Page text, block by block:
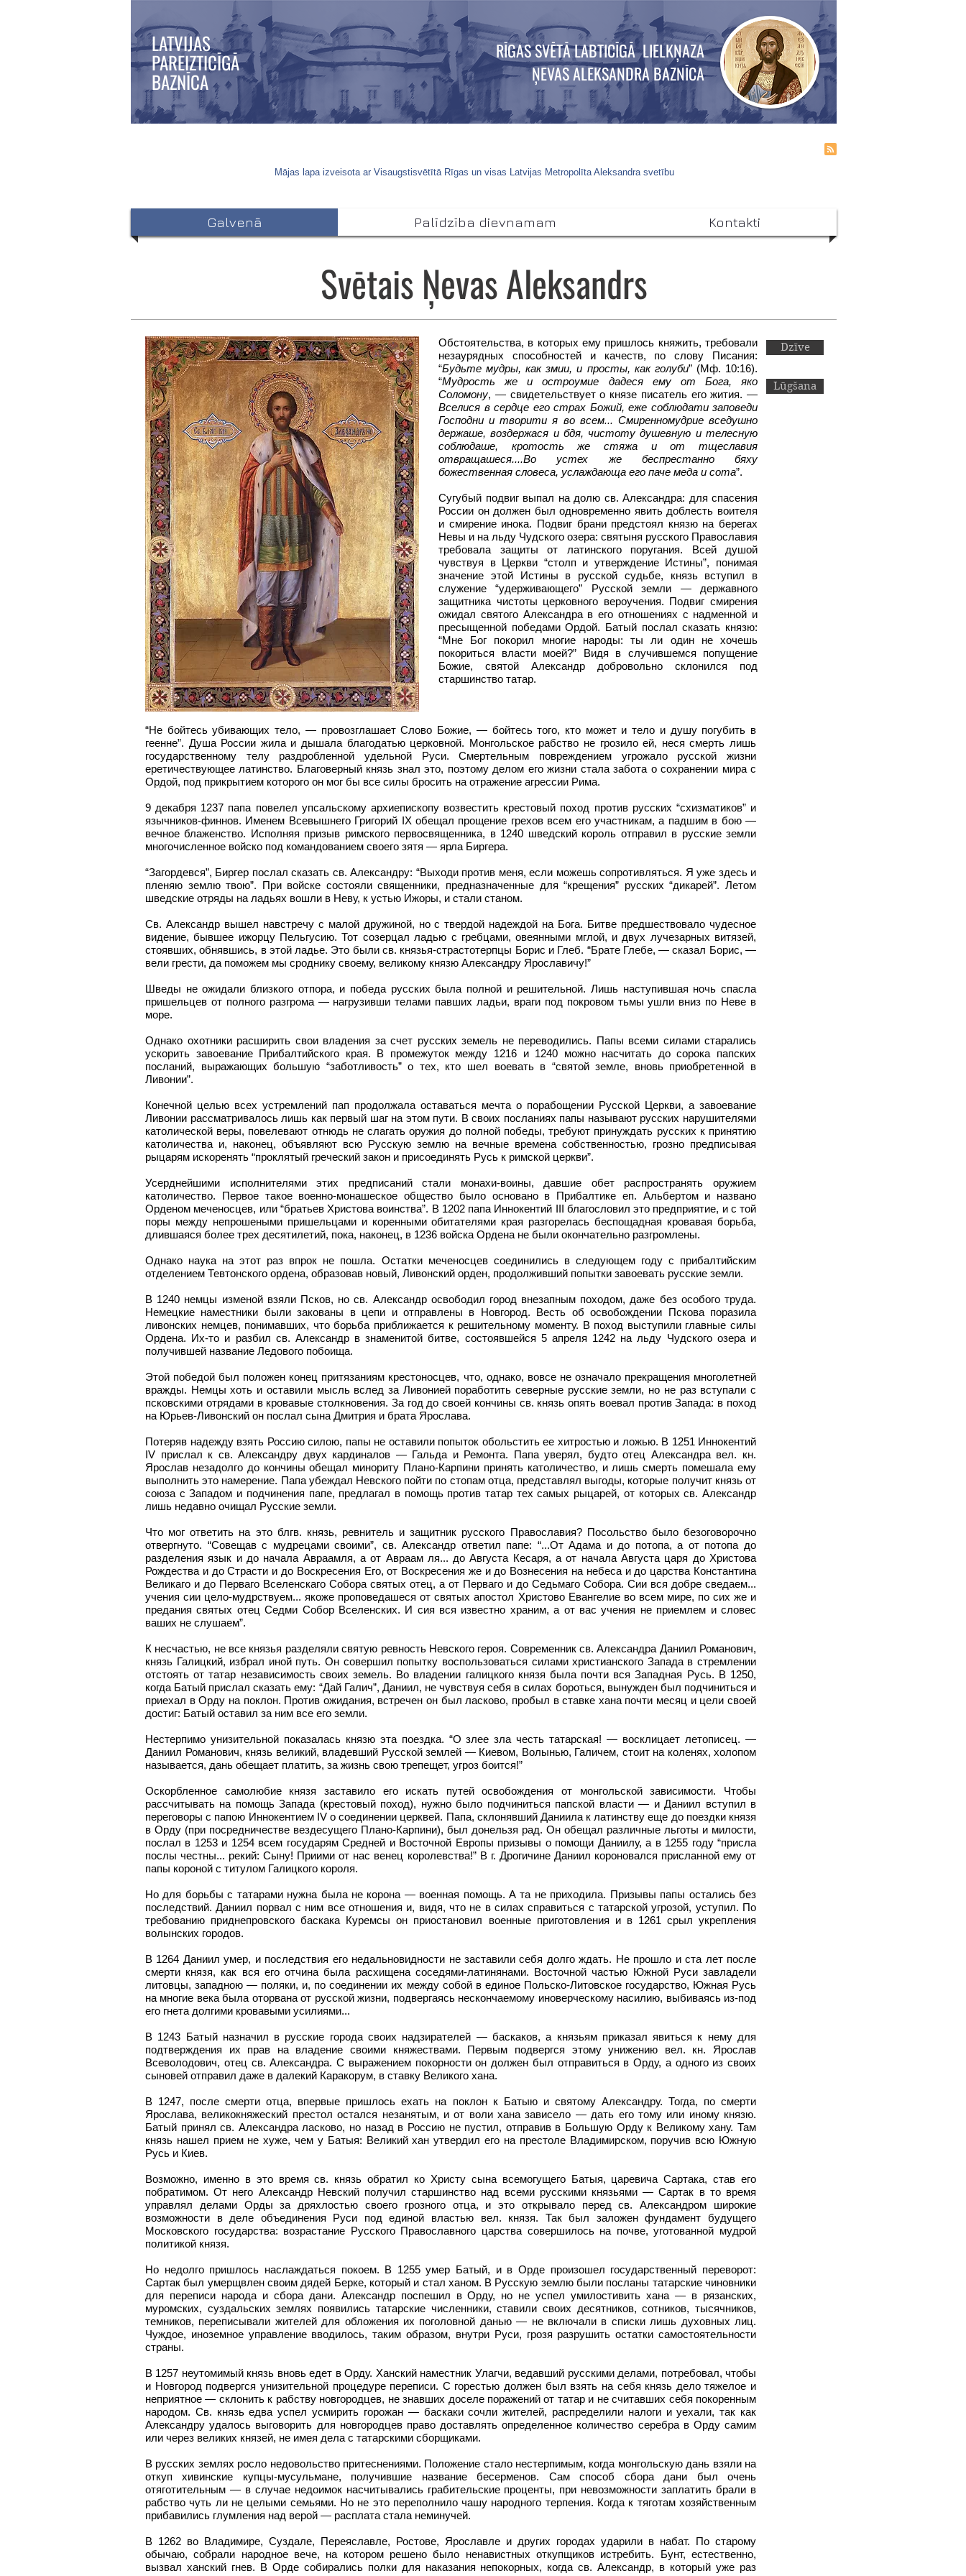
RĪGAS SVĒTĀ LABTICĪGĀ LIELKŅAZA
ŅEVAS ALEKSANDRA BAZNĪCA
LATVIJAS
PAREIZTICĪGĀ
BAZNĪCA
Mājas lapa izveisota ar Visaugstisvētītā Rīgas un visas Latvijas Metropolīta Aleksandra svetību
Svētais Ņevas Aleksandrs
Обстоятельства, в которых ему пришлось княжить, требовали
незаурядных способностей и качеств, по слову Писания:
“Будьте мудры, как змии, и просты, как голуби” (Мф. 10:16).
“Мудрость же и остроумие дадеся ему от Бога, яко
Соломону, — свидетельствует о князе писатель его жития. —
Вселися в сердце его страх Божий, еже соблюдати заповеди
Господни и творити я во всем... Смиренномудрие вседушно
держаше, воздержася и бдя, чистоту душевную и телесную
соблюдаше, кротость же стяжа и от тщеславия
отвращашеся....Во устех же беспрестанно бяху
божественная словеса, услаждающа его паче меда и сота”.
Сугубый подвиг выпал на долю св. Александра: для спасения
России он должен был одновременно явить доблесть воителя
и смирение инока. Подвиг брани предстоял князю на берегах
Невы и на льду Чудского озера: святыня русского Православия
требовала защиты от латинского поругания. Всей душой
чувствуя в Церкви “столп и утверждение Истины”, понимая
значение этой Истины в русской судьбе, князь вступил в
служение “удерживающего” Русской земли — державного
защитника чистоты церковного вероучения. Подвиг смирения
ожидал святого Александра в его отношениях с надменной и
пресыщенной победами Ордой. Батый послал сказать князю:
“Мне Бог покорил многие народы: ты ли один не хочешь
покориться власти моей?” Видя в случившемся попущение
Божие, святой Александр добровольно склонился под
старшинство татар.
Dzīve
Lūgšana
“Не бойтесь убивающих тело, — провозглашает Слово Божие, — бойтесь того, кто может и тело и душу погубить в
геенне”. Душа России жила и дышала благодатью церковной. Монгольское рабство не грозило ей, неся смерть лишь
государственному телу раздробленной удельной Руси. Смертельным повреждением угрожало русской жизни
еретичествующее латинство. Благоверный князь знал это, поэтому делом его жизни стала забота о сохранении мира с
Ордой, под прикрытием которого он мог бы все силы бросить на отражение агрессии Рима.
9 декабря 1237 папа повелел упсальскому архиепископу возвестить крестовый поход против русских “схизматиков” и
язычников-финнов. Именем Всевышнего Григорий IX обещал прощение грехов всем его участникам, а падшим в бою —
вечное блаженство. Исполняя призыв римского первосвященника, в 1240 шведский король отправил в русские земли
многочисленное войско под командованием своего зятя — ярла Биргера.
“Загордевся”, Биргер послал сказать св. Александру: “Выходи против меня, если можешь сопротивляться. Я уже здесь и
пленяю землю твою”. При войске состояли священники, предназначенные для “крещения” русских “дикарей”. Летом
шведские отряды на ладьях вошли в Неву, к устью Ижоры, и стали станом.
Св. Александр вышел навстречу с малой дружиной, но с твердой надеждой на Бога. Битве предшествовало чудесное
видение, бывшее ижорцу Пельгусию. Тот созерцал ладью с гребцами, овеянными мглой, и двух лучезарных витязей,
стоявших, обнявшись, в этой ладье. Это были св. князья-страстотерпцы Борис и Глеб. “Брате Глебе, — сказал Борис, —
вели грести, да поможем мы сроднику своему, великому князю Александру Ярославичу!”
Шведы не ожидали близкого отпора, и победа русских была полной и решительной. Лишь наступившая ночь спасла
пришельцев от полного разгрома — нагрузивши телами павших ладьи, враги под покровом тьмы ушли вниз по Неве в
море.
Однако охотники расширить свои владения за счет русских земель не переводились. Папы всеми силами старались
ускорить завоевание Прибалтийского края. В промежуток между 1216 и 1240 можно насчитать до сорока папских
посланий, выражающих большую “заботливость” о тех, кто шел воевать в “святой земле, вновь приобретенной в
Ливонии”.
Конечной целью всех устремлений пап продолжала оставаться мечта о порабощении Русской Церкви, а завоевание
Ливонии рассматривалось лишь как первый шаг на этом пути. В своих посланиях папы называют русских нарушителями
католической веры, повелевают отнюдь не слагать оружия до полной победы, требуют принуждать русских к принятию
католичества и, наконец, объявляют всю Русскую землю на вечные времена собственностью, грозно предписывая
рыцарям искоренять “проклятый греческий закон и присоединять Русь к римской церкви”.
Усерднейшими исполнителями этих предписаний стали монахи-воины, давшие обет распространять оружием
католичество. Первое такое военно-монашеское общество было основано в Прибалтике еп. Альбертом и названо
Орденом меченосцев, или “братьев Христова воинства”. В 1202 папа Иннокентий III благословил это предприятие, и с той
поры между непрошеными пришельцами и коренными обитателями края разгорелась беспощадная кровавая борьба,
длившаяся более трех десятилетий, пока, наконец, в 1236 войска Ордена не были окончательно разгромлены.
Однако наука на этот раз впрок не пошла. Остатки меченосцев соединились в следующем году с прибалтийским
отделением Тевтонского ордена, образовав новый, Ливонский орден, продолживший попытки завоевать русские земли.
В 1240 немцы изменой взяли Псков, но св. Александр освободил город внезапным походом, даже без особого труда.
Немецкие наместники были закованы в цепи и отправлены в Новгород. Весть об освобождении Пскова поразила
ливонских немцев, понимавших, что борьба приближается к решительному моменту. В поход выступили главные силы
Ордена. Их-то и разбил св. Александр в знаменитой битве, состоявшейся 5 апреля 1242 на льду Чудского озера и
получившей название Ледового побоища.
Этой победой был положен конец притязаниям крестоносцев, что, однако, вовсе не означало прекращения многолетней
вражды. Немцы хоть и оставили мысль вслед за Ливонией поработить северные русские земли, но не раз вступали с
псковскими отрядами в кровавые столкновения. За год до своей кончины св. князь опять воевал против Запада: в поход
на Юрьев-Ливонский он послал сына Дмитрия и брата Ярослава.
Потеряв надежду взять Россию силою, папы не оставили попыток обольстить ее хитростью и ложью. В 1251 Иннокентий
IV прислал к св. Александру двух кардиналов — Гальда и Ремонта. Папа уверял, будто отец Александра вел. кн.
Ярослав незадолго до кончины обещал минориту Плано-Карпини принять католичество, и лишь смерть помешала ему
выполнить это намерение. Папа убеждал Невского пойти по стопам отца, представлял выгоды, которые получит князь от
союза с Западом и подчинения папе, предлагал в помощь против татар тех самых рыцарей, от которых св. Александр
лишь недавно очищал Русские земли.
Что мог ответить на это блгв. князь, ревнитель и защитник русского Православия? Посольство было безоговорочно
отвергнуто. “Совещав с мудрецами своими”, св. Александр ответил папе: “...От Адама и до потопа, а от потопа до
разделения язык и до начала Авраамля, а от Авраам ля... до Августа Кесаря, а от начала Августа царя до Христова
Рождества и до Страсти и до Воскресения Его, от Воскресения же и до Вознесения на небеса и до царства Константина
Великаго и до Перваго Вселенскаго Собора святых отец, а от Перваго и до Седьмаго Собора. Сии вся добре сведаем...
учения сии цело-мудрствуем... якоже проповедашеся от святых апостол Христово Евангелие во всем мире, по сих же и
предания святых отец Седми Собор Вселенских. И сия вся известно храним, а от вас учения не приемлем и словес
ваших не слушаем”.
К несчастью, не все князья разделяли святую ревность Невского героя. Современник св. Александра Даниил Романович,
князь Галицкий, избрал иной путь. Он совершил попытку воспользоваться силами христианского Запада в стремлении
отстоять от татар независимость своих земель. Во владении галицкого князя была почти вся Западная Русь. В 1250,
когда Батый прислал сказать ему: “Дай Галич”, Даниил, не чувствуя себя в силах бороться, вынужден был подчиниться и
приехал в Орду на поклон. Против ожидания, встречен он был ласково, пробыл в ставке хана почти месяц и цели своей
достиг: Батый оставил за ним все его земли.
Нестерпимо унизительной показалась князю эта поездка. “О злее зла честь татарская! — восклицает летописец. —
Даниил Романович, князь великий, владевший Русской землей — Киевом, Волынью, Галичем, стоит на коленях, холопом
называется, дань обещает платить, за жизнь свою трепещет, угроз боится!”
Оскорбленное самолюбие князя заставило его искать путей освобождения от монгольской зависимости. Чтобы
рассчитывать на помощь Запада (крестовый поход), нужно было подчиниться папской власти — и Даниил вступил в
переговоры с папою Иннокентием IV о соединении церквей. Папа, склонявший Даниила к латинству еще до поездки князя
в Орду (при посредничестве вездесущего Плано-Карпини), был донельзя рад. Он обещал различные льготы и милости,
послал в 1253 и 1254 всем государям Средней и Восточной Европы призывы о помощи Даниилу, а в 1255 году “присла
послы честны... рекий: Сыну! Приими от нас венец королевства!” В г. Дрогичине Даниил короновался присланной ему от
папы короной с титулом Галицкого короля.
Но для борьбы с татарами нужна была не корона — военная помощь. А та не приходила. Призывы папы остались без
последствий. Даниил порвал с ним все отношения и, видя, что не в силах справиться с татарской угрозой, уступил. По
требованию приднепровского баскака Куремсы он приостановил военные приготовления и в 1261 срыл укрепления
волынских городов.
В 1264 Даниил умер, и последствия его недальновидности не заставили себя долго ждать. Не прошло и ста лет после
смерти князя, как вся его отчина была расхищена соседями-латинянами. Восточной частью Южной Руси завладели
литовцы, западною — поляки, и, по соединении их между собой в единое Польско-Литовское государство, Южная Русь
на многие века была оторвана от русской жизни, подвергаясь нескончаемому иноверческому насилию, выбиваясь из-под
его гнета долгими кровавыми усилиями...
В 1243 Батый назначил в русские города своих надзирателей — баскаков, а князьям приказал явиться к нему для
подтверждения их прав на владение своими княжествами. Первым подвергся этому унижению вел. кн. Ярослав
Всеволодович, отец св. Александра. С выражением покорности он должен был отправиться в Орду, а одного из своих
сыновей отправил даже в далекий Каракорум, в ставку Великого хана.
В 1247, после смерти отца, впервые пришлось ехать на поклон к Батыю и святому Александру. Тогда, по смерти
Ярослава, великокняжеский престол остался незанятым, и от воли хана зависело — дать его тому или иному князю.
Батый принял св. Александра ласково, но назад в Россию не пустил, отправив в Большую Орду к Великому хану. Там
князь нашел прием не хуже, чем у Батыя: Великий хан утвердил его на престоле Владимирском, поручив всю Южную
Русь и Киев.
Возможно, именно в это время св. князь обратил ко Христу сына всемогущего Батыя, царевича Сартака, став его
побратимом. От него Александр Невский получил старшинство над всеми русскими князьями — Сартак в то время
управлял делами Орды за дряхлостью своего грозного отца, и это открывало перед св. Александром широкие
возможности в деле объединения Руси под единой властью вел. князя. Так был заложен фундамент будущего
Московского государства: возрастание Русского Православного царства совершилось на почве, уготованной мудрой
политикой князя.
Но недолго пришлось наслаждаться покоем. В 1255 умер Батый, и в Орде произошел государственный переворот:
Сартак был умерщвлен своим дядей Берке, который и стал ханом. В Русскую землю были посланы татарские чиновники
для переписи народа и сбора дани. Александр поспешил в Орду, но не успел умилостивить хана — в рязанских,
муромских, суздальских землях появились татарские численники, ставили своих десятников, сотников, тысячников,
темников, переписывали жителей для обложения их поголовной данью — не включали в списки лишь духовных лиц.
Чуждое, иноземное управление вводилось, таким образом, внутри Руси, грозя разрушить остатки самостоятельности
страны.
В 1257 неутомимый князь вновь едет в Орду. Ханский наместник Улагчи, ведавший русскими делами, потребовал, чтобы
и Новгород подвергся унизительной процедуре переписи. С горестью должен был взять на себя князь дело тяжелое и
неприятное — склонить к рабству новгородцев, не знавших доселе поражений от татар и не считавших себя покоренным
народом. Св. князь едва успел усмирить горожан — баскаки сочли жителей, распределили налоги и уехали, так как
Александру удалось выговорить для новгородцев право доставлять определенное количество серебра в Орду самим
или через великих князей, не имея дела с татарскими сборщиками.
В русских землях росло недовольство притеснениями. Положение стало нестерпимым, когда монгольскую дань взяли на
откуп хивинские купцы-мусульмане, получившие название бесерменов. Сам способ сбора дани был очень
отяготительным — в случае недоимок насчитывались грабительские проценты, при невозможности заплатить брали в
рабство чуть ли не целыми семьями. Но не это переполнило чашу народного терпения. Когда к тяготам хозяйственным
прибавились глумления над верой — расплата стала неминучей.
В 1262 во Владимире, Суздале, Переяславле, Ростове, Ярославле и других городах ударили в набат. По старому
обычаю, собрали народное вече, на котором решено было ненавистных откупщиков истребить. Бунт, естественно,
вызвал ханский гнев. В Орде собирались полки для наказания непокорных, когда св. Александр, в который уже раз
Galvenā Palīdzība dievnamam Kontakti